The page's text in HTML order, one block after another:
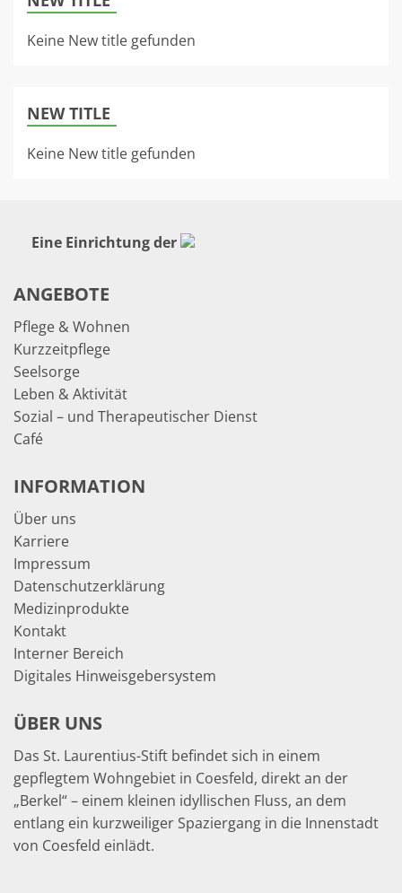
Keine New title gefunden
NEW TITLE
Keine New title gefunden
Eine Einrichtung der
ANGEBOTE
Pflege & Wohnen
Kurzzeitpflege
Seelsorge
Leben & Aktivität
Sozial – und Therapeutischer Dienst
Café
INFORMATION
Über uns
Karriere
Impressum
Datenschutzerklärung
Medizinprodukte
Kontakt
Interner Bereich
Digitales Hinweisgebersystem
ÜBER UNS
Das St. Laurentius-Stift befindet sich in einem
gepflegtem Wohngebiet in Coesfeld, direkt an der
„Berkel“ – einem kleinen idyllischen Fluss, an dem
entlang ein kurzweiliger Spaziergang in die Innenstadt
von Coesfeld einlädt.